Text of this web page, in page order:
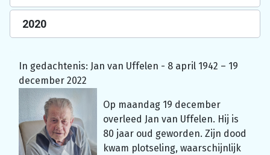
2020
In gedachtenis: Jan van Uffelen - 8 april 1942 – 19
december 2022
Op maandag 19 december
overleed Jan van Uffelen. Hij is
80 jaar oud geworden. Zijn dood
kwam plotseling, waarschijnlijk